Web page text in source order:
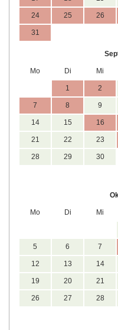
24 25 26
31
Mo Di Mi
1 2
7 8 9
14 15 16
21 22 23
28 29 30
Mo Di Mi
5 6 7
12 13 14
19 20 21
26 27 28